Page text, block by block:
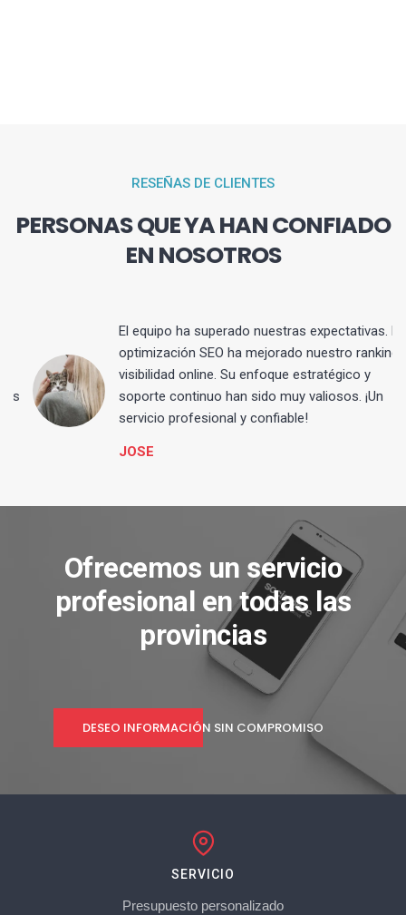
RESEÑAS DE CLIENTES
PERSONAS QUE YA HAN CONFIADO
EN NOSOTROS
El equipo ha superado nuestras expectativas. La
optimización SEO ha mejorado nuestro ranking y
visibilidad online. Su enfoque estratégico y
soporte continuo han sido muy valiosos. ¡Un
servicio profesional y confiable!
JOSE
Ofrecemos un servicio
profesional en todas las
provincias
DESEO INFORMACIÓN SIN COMPROMISO
SERVICIO
Presupuesto personalizado